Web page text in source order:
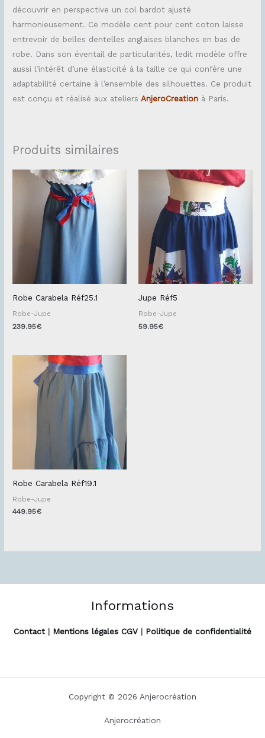
découvrir en perspective un col bardot ajusté
harmonieusement. Ce modèle cent pour cent coton laisse
entrevoir de belles dentelles anglaises blanches en bas de
robe. Dans son éventail de particularités, ledit modèle offre
aussi l’intérêt d’une élasticité à la taille ce qui confère une
adaptabilité certaine à l’ensemble des silhouettes. Ce produit
est conçu et réalisé aux ateliers AnjeroCreation à Paris.
Produits similaires
Robe Carabela Réf25.1
Robe-Jupe
239.95€
Jupe Réf5
Robe-Jupe
59.95€
Robe Carabela Réf19.1
Robe-Jupe
449.95€
Informations
Contact | Mentions légales CGV | Politique de confidentialité
Copyright © 2026 Anjerocréation
Anjerocréation